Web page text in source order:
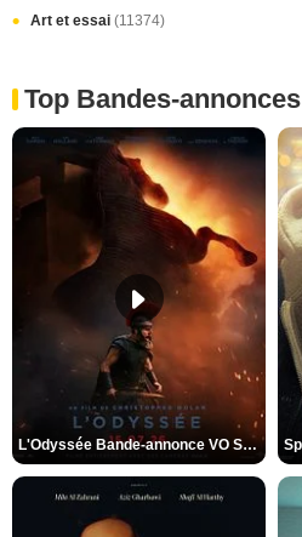
Art et essai (11374)
Top Bandes-annonces
L'Odyssée Bande-annonce VO STFR